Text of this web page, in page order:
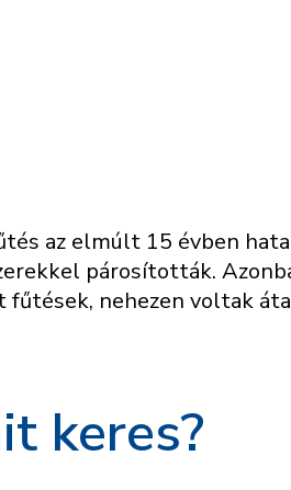
az elmúlt 15 évben
párosították.
nehezen voltak
keres?